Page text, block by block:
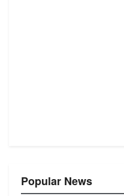
Popular News